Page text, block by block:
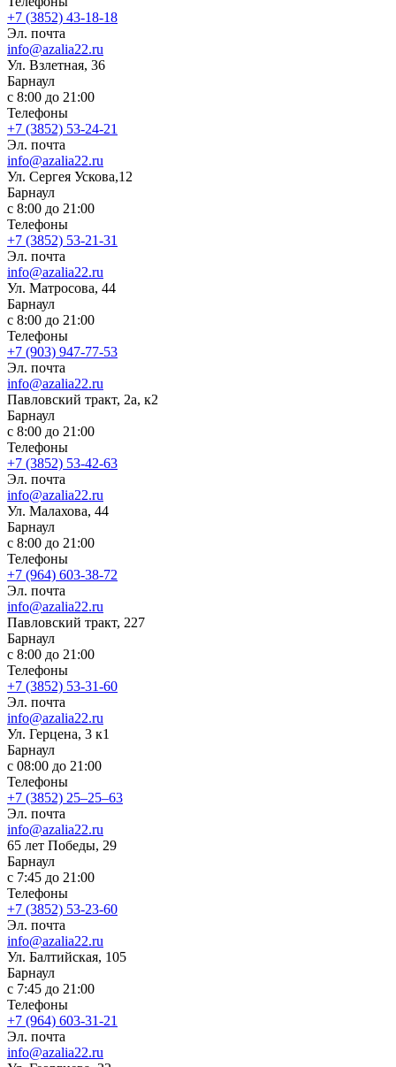
+7 (3852) 43-18-18
Эл. почта
info@azalia22.ru
Ул. Взлетная, 36
Барнаул
с 8:00 до 21:00
Телефоны
+7 (3852) 53-24-21
Эл. почта
info@azalia22.ru
Ул. Сергея Ускова,12
Барнаул
с 8:00 до 21:00
Телефоны
+7 (3852) 53-21-31
Эл. почта
info@azalia22.ru
Ул. Матросова, 44
Барнаул
с 8:00 до 21:00
Телефоны
+7 (903) 947-77-53
Эл. почта
info@azalia22.ru
Павловский тракт, 2а, к2
Барнаул
с 8:00 до 21:00
Телефоны
+7 (3852) 53-42-63
Эл. почта
info@azalia22.ru
Ул. Малахова, 44
Барнаул
с 8:00 до 21:00
Телефоны
+7 (964) 603-38-72
Эл. почта
info@azalia22.ru
Павловский тракт, 227
Барнаул
с 8:00 до 21:00
Телефоны
+7 (3852) 53-31-60
Эл. почта
info@azalia22.ru
Ул. ​Герцена, 3 к1
Барнаул
с 08:00 до 21:00
Телефоны
+7 (3852) 25‒25‒63
Эл. почта
info@azalia22.ru
65 лет Победы, 29
Барнаул
с 7:45 до 21:00
Телефоны
+7 (3852) 53-23-60
Эл. почта
info@azalia22.ru
Ул. Балтийская, 105
Барнаул
с 7:45 до 21:00
Телефоны
+7 (964) 603-31-21
Эл. почта
info@azalia22.ru